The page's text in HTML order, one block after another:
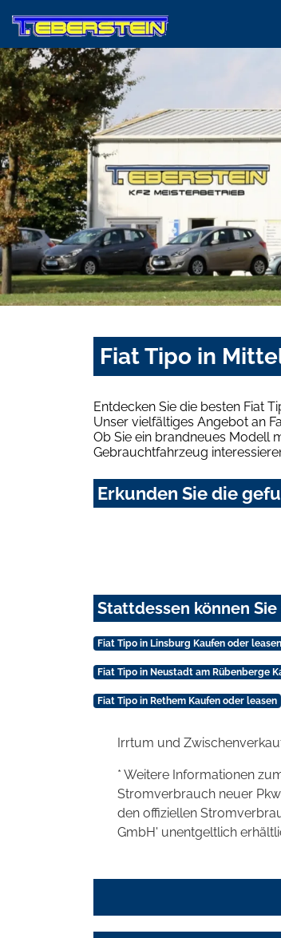
Fiat Tipo in
Entdecken Sie die besten Fiat
Unser vielfältiges Angebot an
Ob Sie ein brandneues Modell
Gebrauchtfahrzeug
Erkunden Sie die
Stattdessen können Sie
Fiat Tipo in Linsburg Kaufen oder leasen
Fiat Tipo in Neustadt am Rübenberge
Fiat Tipo in Rethem Kaufen oder leasen
Irrtum und
* Weitere Informationen
Stromverbrauch neuer
den offiziellen
GmbH' unentgeltlich